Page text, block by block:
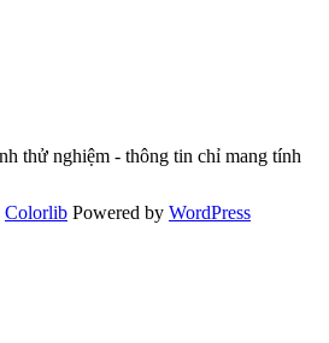
thử nghiệm - thông tin chỉ mang tính
Colorlib Powered by WordPress